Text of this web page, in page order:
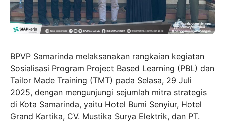
BPVP Samarinda melaksanakan rangkaian kegiatan
Sosialisasi Program Project Based Learning (PBL) dan
Tailor Made Training (TMT) pada Selasa, 29 Juli
2025, dengan mengunjungi sejumlah mitra strategis
di Kota Samarinda, yaitu Hotel Bumi Senyiur, Hotel
Grand Kartika, CV. Mustika Surya Elektrik, dan PT.